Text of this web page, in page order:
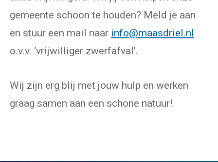
gemeente schoon te houden? Meld je aan
en stuur een mail naar info@maasdriel.nl
o.v.v. ‘vrijwilliger zwerfafval’.
Wij zijn erg blij met jouw hulp en werken
graag samen aan een schone natuur!